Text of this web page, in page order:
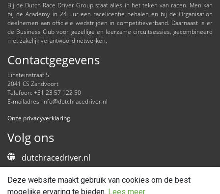
Bij de Dutch Race Driver Group staat alles in het teken van racen. Men kan
bij de Academy in 24 uur een racelicentie behalen en bij de Organisation
deelnemen aan officiële wedstrijden in competitieverband. Daarnaast is er
de Business Club voor gezellige en leerzame circuitsessies, gecombineerd
met zakelijk verantwoord netwerken.
Contactgegevens
Einsteinstraat 5
2041 CS Zandvoort
Telefoon: +31 23 57 122 50
E-mailadres: info@dutchracedriver.nl
Onze privacyverklaring
Volg ons
dutchracedriver.nl
Nieuwsbrief
Deze website maakt gebruik van cookies om de best
mogelijke ervaring te bieden. Lees meer